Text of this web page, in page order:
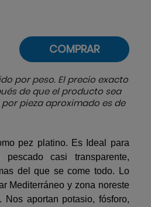
COMPRAR
por peso. El precio exacto
de que el producto sea
pieza aproximado es de
pez platino. Es Ideal para
casi transparente,
del que se come todo. Lo
Mediterráneo y zona noreste
Nos aportan potasio, fósforo,